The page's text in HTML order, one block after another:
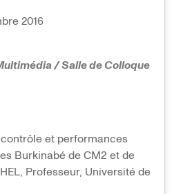
2016
/ Salle de Colloque
et performances
Burkinabé de CM2 et de
Professeur, Université de